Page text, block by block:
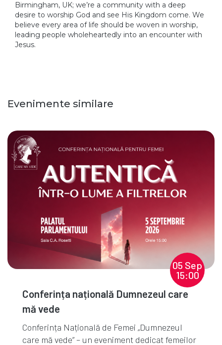
Birmingham, UK; we’re a community with a deep
desire to worship God and see His Kingdom come. We
believe every area of life should be woven in worship,
leading people wholeheartedly into an encounter with
Jesus.
Evenimente similare
05 Sep
15:00
Conferința națională Dumnezeul care
mă vede
Conferința Națională de Femei „Dumnezeul
care mă vede” – un eveniment dedicat femeilor